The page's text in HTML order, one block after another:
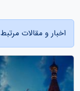
اخبار و مقالات مرتبط